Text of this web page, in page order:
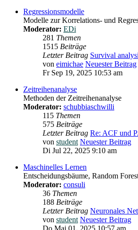
Regressionsmodelle
Modelle zur Korrelations- und
Moderator: EDi
281 Themen
1515 Beiträge
Letzter Beitrag Survival
von eimichae Neuester Beitrag
Fr Sep 19, 2025 10:53 am
Zeitreihenanalyse
Methoden der Zeitreihenanalyse
Moderator: schubbiaschwilli
115 Themen
575 Beiträge
Letzter Beitrag Re: ACF und
von student Neuester Beitrag
Di Jul 22, 2025 9:10 am
Maschinelles Lernen
Entscheidungsbäume, Random
Moderator: consuli
36 Themen
188 Beiträge
Letzter Beitrag Neuronales
von student Neuester Beitrag